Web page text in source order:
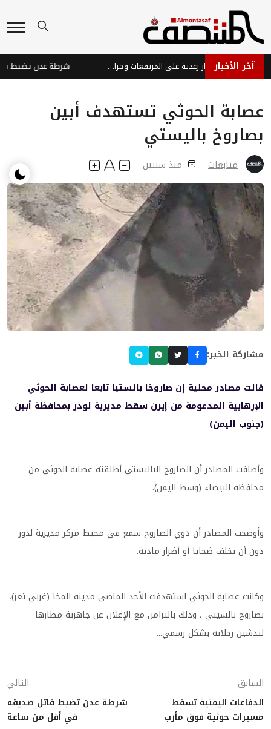
آخر الأخبار توقعات طقس اليمن: أمطار رعدية على المرتفعات وحرارة مرتفعة على السواحل شرطة عدن تضبط
عصابة الحوثي تستهدف أبين
بصاروخ باليستي
متابعات منذ سنتين
مشاركة الخبر:
قالت مصادر محلية إن صاروخا بالستيا تابعا لعصابة الحوثي
الإرهابية المدعومة من إيرن سقط مديرية لودر بمحافظة أبين
(جنوب اليمن)
وأضافت المصادر أن الصاروخ الباليستي أطلقته عصابة الحوثي من
محافظة البيضاء (وسط اليمن).
وأوضحت المصادر أن دوي الصاروخ سمع في محيط مركز مديرية لدور
دون أن يخلف ضحايا أو أضرار مادية.
وكانت عصابة الحوثي استهدفت الأحد الماضي مدينة المخا (غربي تعز)،
بصاروخ بالسيتي ، وذلك بالتزامن مع الإعلان عن جاهزية مطارها
لتدشين رحلاته بشكل رسمي...
السابق
الدفاعات اليمنية تسقط
مسيرات حوثية فوق مأرب
التالي
شرطة عدن تضبط قاتل صديقه
في أقل من ساعة